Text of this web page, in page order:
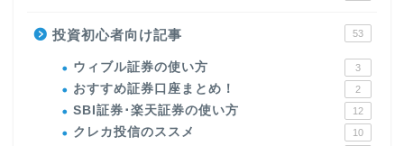
投資初心者向け記事 53
ウィブル証券の使い方 3
おすすめ証券口座まとめ！ 2
SBI証券･楽天証券の使い方 12
クレカ投信のススメ 10